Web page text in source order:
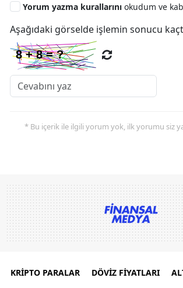
Yorum yazma kurallarını okudum ve
Aşağıdaki görselde işlemin sonucu
* Bu içerik ile ilgili yorum yok, ilk yorumu siz
KRİPTO PARALAR DÖVİZ FİYATLARI